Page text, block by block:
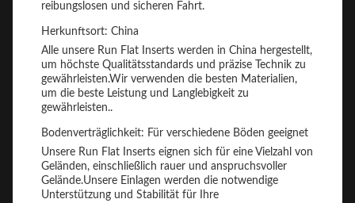
reibungslosen und sicheren Fahrt.
Herkunftsort: China
Alle unsere Run Flat Inserts werden in China hergestellt,
um höchste Qualitätsstandards und präzise Technik zu
gewährleisten.Wir verwenden die besten Materialien,
um die beste Leistung und Langlebigkeit zu
gewährleisten..
Bodenverträglichkeit: Für verschiedene Böden geeignet
Unsere Run Flat Inserts eignen sich für eine Vielzahl von
Geländen, einschließlich rauer und anspruchsvoller
Gelände.Unsere Einlagen werden die notwendige
Unterstützung und Stabilität für Ihre